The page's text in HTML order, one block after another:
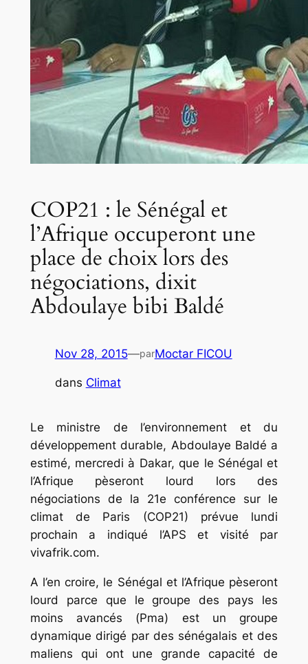
COP21 : le Sénégal et
l’Afrique occuperont une
place de choix lors des
négociations, dixit
Abdoulaye bibi Baldé
Nov 28, 2015—parMoctar FICOU
dans Climat
Le ministre de l’environnement et du
développement durable, Abdoulaye Baldé a
estimé, mercredi à Dakar, que le Sénégal et
l’Afrique pèseront lourd lors des
négociations de la 21e conférence sur le
climat de Paris (COP21) prévue lundi
prochain a indiqué l’APS et visité par
vivafrik.com.
A l’en croire, le Sénégal et l’Afrique pèseront
lourd parce que le groupe des pays les
moins avancés (Pma) est un groupe
dynamique dirigé par des sénégalais et des
maliens qui ont une grande capacité de